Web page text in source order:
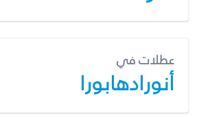
عطلات في
أنورادهابورا